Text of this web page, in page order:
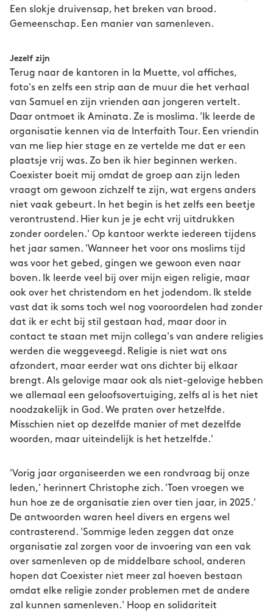
Een slokje druivensap, het breken van brood.
Gemeenschap. Een manier van samenleven.
Jezelf zijn
Terug naar de kantoren in la Muette, vol affiches,
foto's en zelfs een strip aan de muur die het verhaal
van Samuel en zijn vrienden aan jongeren vertelt.
Daar ontmoet ik Aminata. Ze is moslima. 'Ik leerde de
organisatie kennen via de Interfaith Tour. Een vriendin
van me liep hier stage en ze vertelde me dat er een
plaatsje vrij was. Zo ben ik hier beginnen werken.
Coexister boeit mij omdat de groep aan zijn leden
vraagt om gewoon zichzelf te zijn, wat ergens anders
niet vaak gebeurt. In het begin is het zelfs een beetje
verontrustend. Hier kun je je echt vrij uitdrukken
zonder oordelen.' Op kantoor werkte iedereen tijdens
het jaar samen. 'Wanneer het voor ons moslims tijd
was voor het gebed, gingen we gewoon even naar
boven. Ik leerde veel bij over mijn eigen religie, maar
ook over het christendom en het jodendom. Ik stelde
vast dat ik soms toch wel nog vooroordelen had zonder
dat ik er echt bij stil gestaan had, maar door in
contact te staan met mijn collega's van andere religies
werden die weggeveegd. Religie is niet wat ons
afzondert, maar eerder wat ons dichter bij elkaar
brengt. Als gelovige maar ook als niet-gelovige hebben
we allemaal een geloofsovertuiging, zelfs al is het niet
noodzakelijk in God. We praten over hetzelfde.
Misschien niet op dezelfde manier of met dezelfde
woorden, maar uiteindelijk is het hetzelfde.'
'Vorig jaar organiseerden we een rondvraag bij onze
leden,' herinnert Christophe zich. 'Toen vroegen we
hun hoe ze de organisatie zien over tien jaar, in 2025.'
De antwoorden waren heel divers en ergens wel
contrasterend. 'Sommige leden zeggen dat onze
organisatie zal zorgen voor de invoering van een vak
over samenleven op de middelbare school, anderen
hopen dat Coexister niet meer zal hoeven bestaan
omdat elke religie zonder problemen met de andere
zal kunnen samenleven.' Hoop en solidariteit